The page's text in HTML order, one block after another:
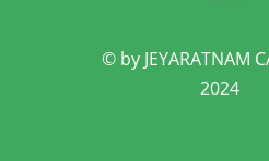
© by JEYARATNAM
2024